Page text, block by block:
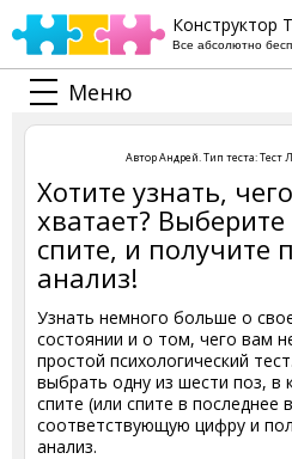
Конструктор
Все абсолютно
Меню
АвторАндрей. Тип теста:Тест
Хотите узнать,
хватает?
спите, и получите
анализ!
Узнать немного больше о
состоянии и о том, чего вам
простой психологический
выбрать одну из шести поз, в
спите (или спите в последнее
соответствующую цифру и
анализ.